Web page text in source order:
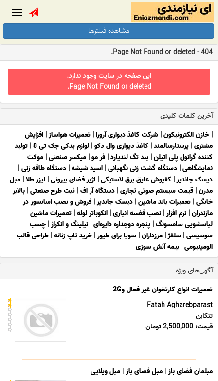
مشاهده فیلترها
404 - Page Not Found or deleted.
این صفحه در سایت وجود ندارد.
Page Not Found or deleted.
آخرین کلمات کلیدی
| خازن الکترونیکون| شرکت کاغذ دیواری آرورا| تعمیرات هواساز| افزایش
مشتری| پرستارسالمند| کاغذ دیواری وال دکو| لوازم یدکی جک تی 8 | تولید
کننده گرانول پلی اتیلن| بند تگ لندیارد| فر مو| میکسر صنعتی| موکت
نمایشگاهی| دستگاه گشت زنی نگهبانی| اسید شیشه| دستگاه طاقه زنی|
دیسک جاندیر| کفپوش عایق برق لاستیکی| اژیر فضای بیرونی| لیزر طلا| مبل
مدرن| قیمت سیستم صوتی تجاری| دستگاه آر اف| ثبت طرح صنعتی| بالابر
خانگی| تعمیرات باند ماشین| دیسک جاندیر| فروش و نصب اسانسور در
مازندران| نرم افزار| نصب قفسه انباری| انکوباتر لوله| تعمیرات ماشین
لباسشویی سامسونگ| پنجره دوجداره دایره‌ای| نیلینگ و انکراژ| چسب
سوسیسی| سلفژ| مرزداران| سویا برای طیور| خرید تاپ زنانه| طراحی قالب
الومینیومی| بیمه آتش سوزی
آگهی‌های ویژه
تعمیرات انواع کارتخوان غیر فعال و2G
Fatah Agharebparast
تنکابن
قیمت: 2,500,000 تومان
مبلمان فضای باز | مبل فضای باز | مبل ویلایی